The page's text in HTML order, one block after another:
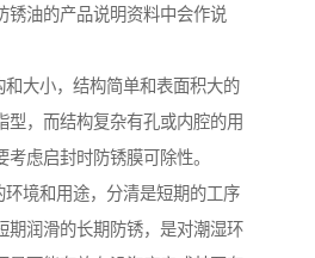
锈油的产品说明资料中会作说
大小，结构简单和表面积大的
型，而结构复杂有孔或内腔的用
虑启封时防锈膜可除性。
境和用途，分清是短期的工序
期润滑的长期防锈，是对潮湿环